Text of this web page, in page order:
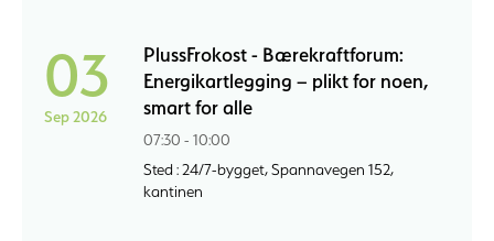
03
Sep 2026
PlussFrokost - Bærekraftforum:
Energikartlegging – plikt for noen,
smart for alle
07:30 - 10:00
Sted : 24/7-bygget, Spannavegen 152,
kantinen